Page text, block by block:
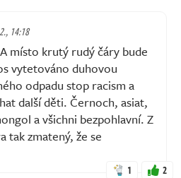
14:18
místo krutý rudý čáry bude
vytetováno duhovou
odpadu stop racism a
další děti. Černoch, asiat,
a všichni bezpohlavní. Z
tak zmatený, že se
1 2